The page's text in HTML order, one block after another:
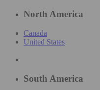
North America
Canada
United States
South America